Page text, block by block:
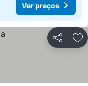
Ver preços
Partilhar